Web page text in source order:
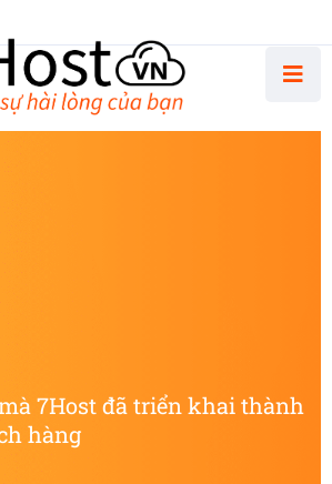
7Host đã triển khai thành
hàng